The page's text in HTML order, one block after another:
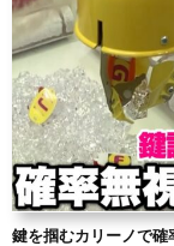
鍵を掴むカリーノで